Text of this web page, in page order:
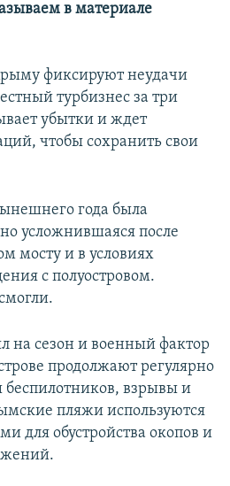
в материале
фиксируют неудачи
турбизнес за три
убытки и ждет
чтобы сохранить свои
года была
усложнившаяся после
мосту и в условиях
с полуостровом.
на сезон и военный фактор
продолжают регулярно
беспилотников, взрывы и
пляжи используются
для обустройства окопов и